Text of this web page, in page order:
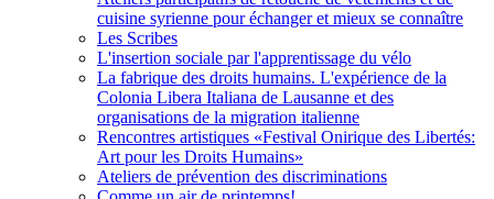
cuisine syrienne pour échanger et mieux se connaître
Les Scribes
L'insertion sociale par l'apprentissage du vélo
La fabrique des droits humains. L'expérience de la
Colonia Libera Italiana de Lausanne et des
organisations de la migration italienne
Rencontres artistiques «Festival Onirique des Libertés:
Art pour les Droits Humains»
Ateliers de prévention des discriminations